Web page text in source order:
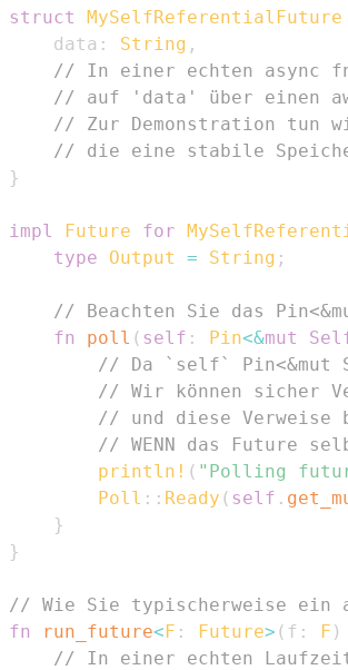
struct
MySelfReferentialFuture
    data
: String ,
// In einer echten async
// auf 'data' über einen
// Zur Demonstration tun
// die eine stabile
}
impl Future for
type
Output = String ;
// Beachten Sie das
fn
poll ( self : Pin<&mut
// Da `self` Pin<&mut
// Wir können sicher
// und diese Verweise
// WENN das Future
println! ( "Polling
Poll :: Ready ( self .
}
}
// Wie Sie typischerweise ein
fn
run_future<F : Future> ( f : F )
// In einer echten